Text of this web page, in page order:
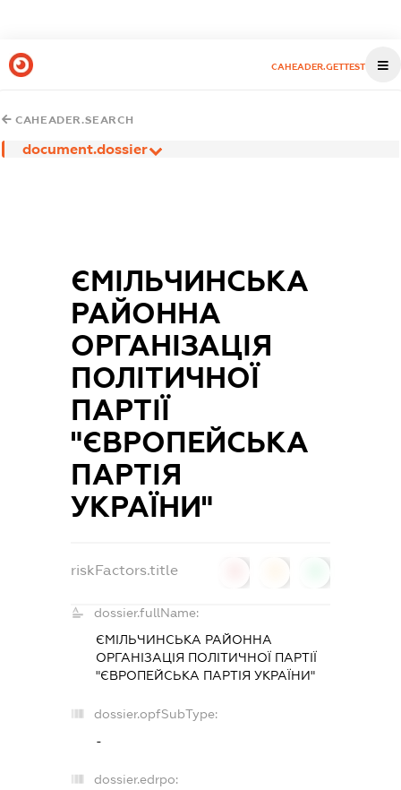
CAHEADER.GETTEST
CAHEADER.SEARCH
document.dossier
ЄМІЛЬЧИНСЬКА
РАЙОННА
ОРГАНІЗАЦІЯ
ПОЛІТИЧНОЇ
ПАРТІЇ
"ЄВРОПЕЙСЬКА
ПАРТІЯ
УКРАЇНИ"
riskFactors.title
dossier.fullName:
ЄМІЛЬЧИНСЬКА РАЙОННА
ОРГАНІЗАЦІЯ ПОЛІТИЧНОЇ ПАРТІЇ
"ЄВРОПЕЙСЬКА ПАРТІЯ УКРАЇНИ"
dossier.opfSubType:
-
dossier.edrpo: